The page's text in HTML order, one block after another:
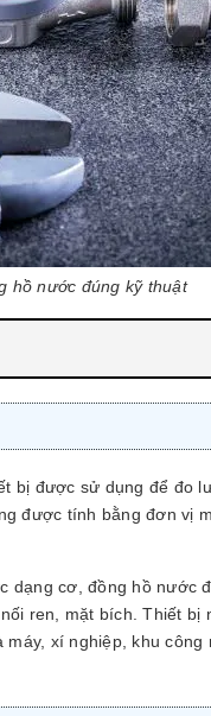
hồ nước đúng kỹ thuật
bị được sử dụng để đo
được tính bằng đơn vị
cơ, đồng hồ nước
ren, mặt bích. Thiết
xí nghiệp, khu